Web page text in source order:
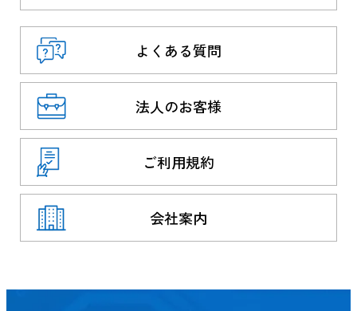
よくある質問
法人のお客様
ご利用規約
会社案内